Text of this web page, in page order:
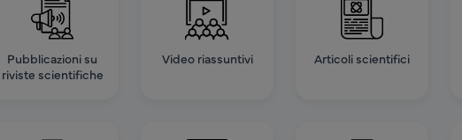
Pubblicazioni su
riviste scientifiche
Video riassuntivi Articoli scientifici